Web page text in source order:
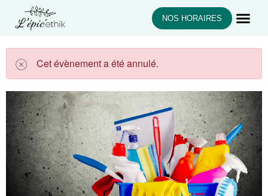
NOS HORAIRES
Cet évènement a été annulé.